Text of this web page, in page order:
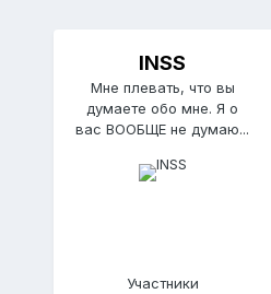
INSS
Мне плевать, что вы
думаете обо мне. Я о
вас ВООБЩЕ не думаю...
Участники